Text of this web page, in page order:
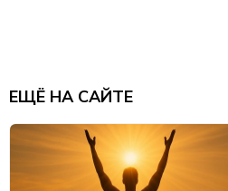
ЕЩЁ НА САЙТЕ